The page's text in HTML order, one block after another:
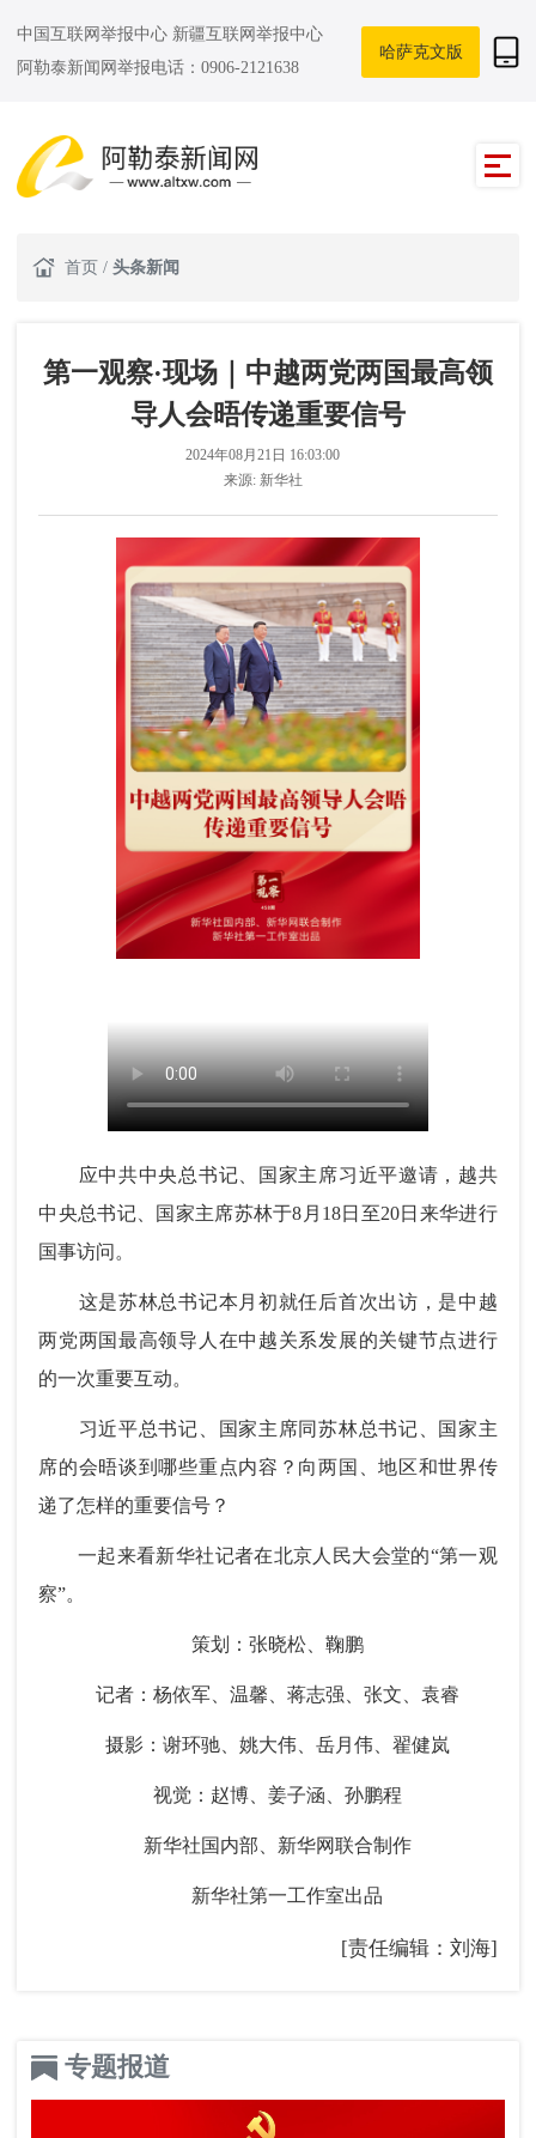
中国互联网举报中心 新疆互联网举报中心
阿勒泰新闻网举报电话：0906-2121638
哈萨克文版
首页 / 头条新闻
第一观察·现场｜中越两党两国最高领
导人会晤传递重要信号
2024年08月21日 16:03:00
来源: 新华社
应中共中央总书记、国家主席习近平邀请，越共
中央总书记、国家主席苏林于8月18日至20日来华进行
国事访问。
这是苏林总书记本月初就任后首次出访，是中越
两党两国最高领导人在中越关系发展的关键节点进行
的一次重要互动。
习近平总书记、国家主席同苏林总书记、国家主
席的会晤谈到哪些重点内容？向两国、地区和世界传
递了怎样的重要信号？
一起来看新华社记者在北京人民大会堂的“第一观
察”。
策划：张晓松、鞠鹏
记者：杨依军、温馨、蒋志强、张文、袁睿
摄影：谢环驰、姚大伟、岳月伟、翟健岚
视觉：赵博、姜子涵、孙鹏程
新华社国内部、新华网联合制作
新华社第一工作室出品
[责任编辑：刘海]
专题报道